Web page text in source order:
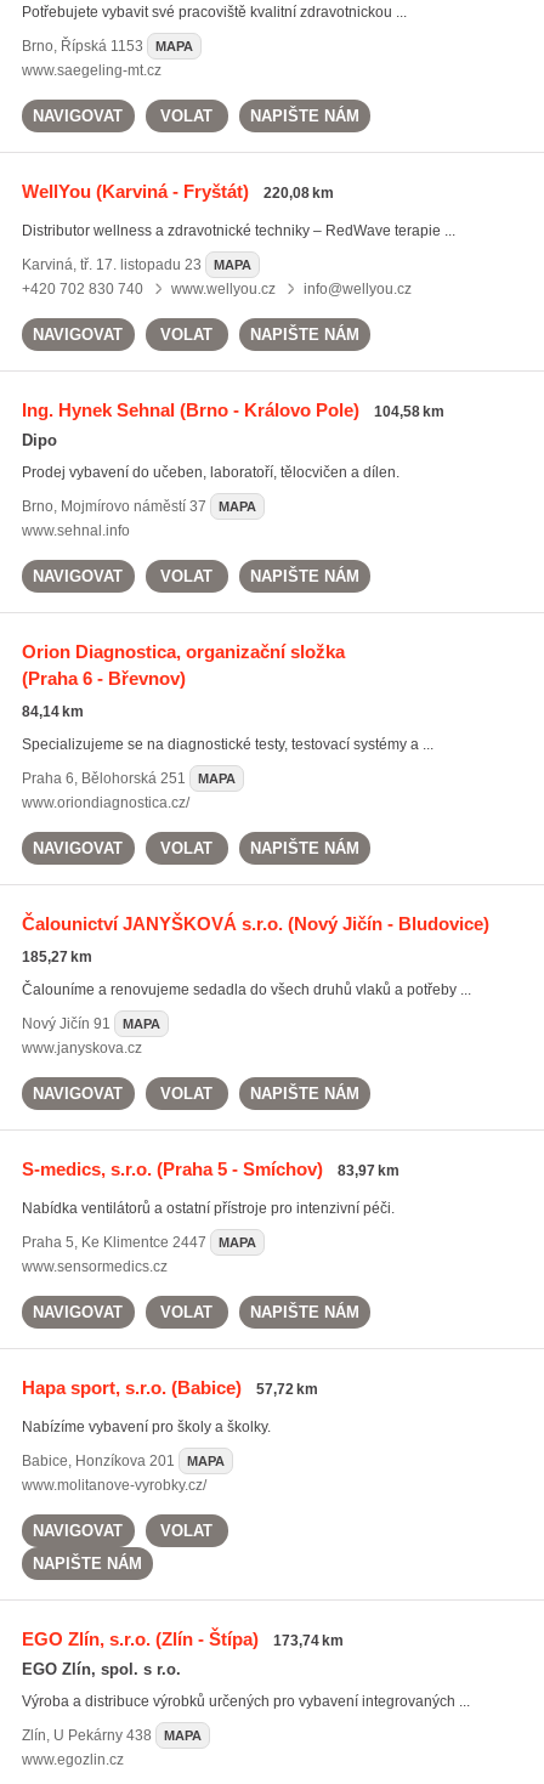
Potřebujete vybavit své pracoviště kvalitní zdravotnickou ...
Brno, Řípská 1153 MAPA
www.saegeling-mt.cz
NAVIGOVAT VOLAT NAPIŠTE NÁM
WellYou(Karviná - Fryštát) 220,08 km
Distributor wellness a zdravotnické techniky – RedWave terapie ...
Karviná, tř. 17. listopadu 23 MAPA
+420 702 830 740 www.wellyou.cz info@wellyou.cz
NAVIGOVAT VOLAT NAPIŠTE NÁM
Ing. Hynek Sehnal(Brno - Královo Pole) 104,58 km
Dipo
Prodej vybavení do učeben, laboratoří, tělocvičen a dílen.
Brno, Mojmírovo náměstí 37 MAPA
www.sehnal.info
NAVIGOVAT VOLAT NAPIŠTE NÁM
Orion Diagnostica, organizační složka
(Praha 6 - Břevnov)
84,14 km
Specializujeme se na diagnostické testy, testovací systémy a ...
Praha 6, Bělohorská 251 MAPA
www.oriondiagnostica.cz/
NAVIGOVAT VOLAT NAPIŠTE NÁM
Čalounictví JANYŠKOVÁ s.r.o.(Nový Jičín - Bludovice)
185,27 km
Čalouníme a renovujeme sedadla do všech druhů vlaků a potřeby ...
Nový Jičín 91 MAPA
www.janyskova.cz
NAVIGOVAT VOLAT NAPIŠTE NÁM
S-medics, s.r.o.(Praha 5 - Smíchov) 83,97 km
Nabídka ventilátorů a ostatní přístroje pro intenzivní péči.
Praha 5, Ke Klimentce 2447 MAPA
www.sensormedics.cz
NAVIGOVAT VOLAT NAPIŠTE NÁM
Hapa sport, s.r.o.(Babice) 57,72 km
Nabízíme vybavení pro školy a školky.
Babice, Honzíkova 201 MAPA
www.molitanove-vyrobky.cz/
NAVIGOVAT
VOLAT
NAPIŠTE NÁM
EGO Zlín, s.r.o.(Zlín - Štípa) 173,74 km
EGO Zlín, spol. s r.o.
Výroba a distribuce výrobků určených pro vybavení integrovaných ...
Zlín, U Pekárny 438 MAPA
www.egozlin.cz